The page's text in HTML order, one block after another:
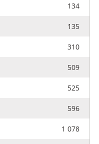
134
135
310
509
525
596
1 078